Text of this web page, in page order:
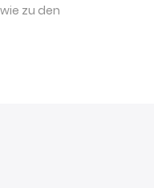
zu den